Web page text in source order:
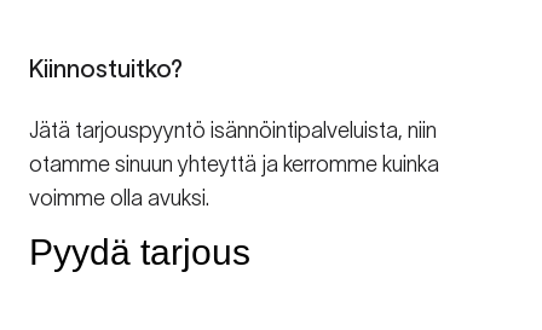
Kiinnostuitko?
Jätä tarjouspyyntö isännöintipalveluista, niin
otamme sinuun yhteyttä ja kerromme kuinka
voimme olla avuksi.